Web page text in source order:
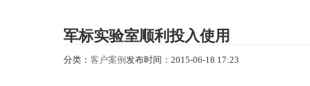
军标实验室顺利投入使用
分类： 客户案例 发布时间： 2015-06-18 17:23